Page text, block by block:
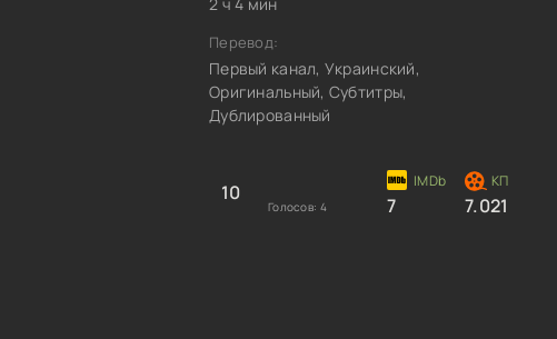
Перевод:
Первый канал, Украинский,
Оригинальный, Субтитры,
Дублированный
10
Голосов: 4 7 7.021